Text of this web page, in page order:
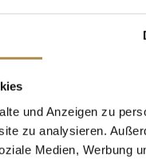
und Anzeigen zu
zu analysieren.
Medien, Werbung